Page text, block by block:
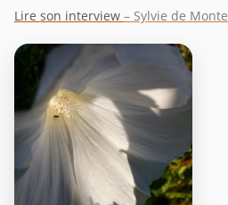
Lire son interview – Sylvie de Monte